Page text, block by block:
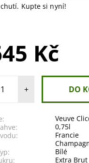
Kupte si nyní!
Kč
+
Veuve
0,75l
Francie
Bílé
Extra Brut